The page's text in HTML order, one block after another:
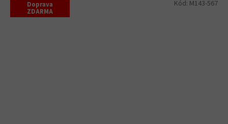
Doprava
ZDARMA
Kód: M143-567